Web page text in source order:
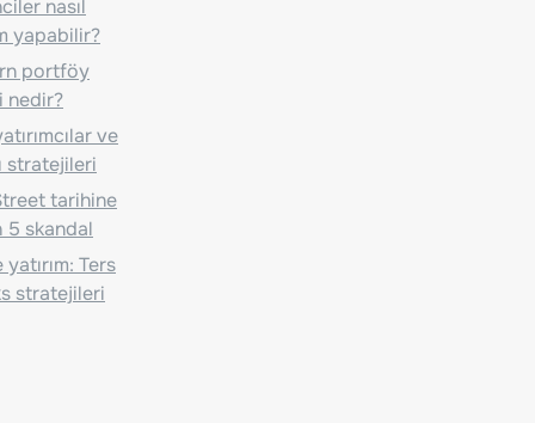
nasıl
yapabilir?
portföy
nedir?
ve
stratejileri
tarihine
5 skandal
Ters
stratejileri